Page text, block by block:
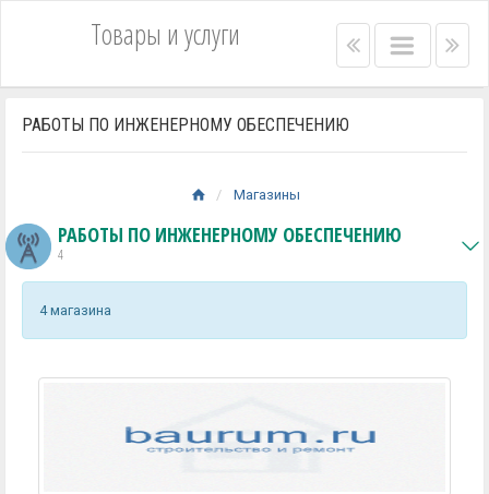
Товары и услуги Left
bar
Main
menu
Right
menu
bar
РАБОТЫ ПО ИНЖЕНЕРНОМУ ОБЕСПЕЧЕНИЮ
Магазины
РАБОТЫ ПО ИНЖЕНЕРНОМУ ОБЕСПЕЧЕНИЮ
4
4 магазина